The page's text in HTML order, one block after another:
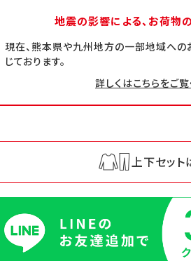
地震の影響による、 お荷物
現在、熊本県や九州地方の一部地域への
じております。
詳しくはこちらをご
上下セット